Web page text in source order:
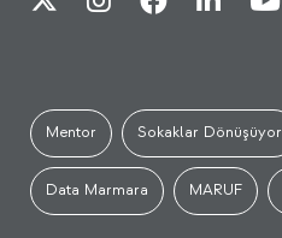
Mentor Sokaklar Dönüşüyor
Data Marmara MARUF